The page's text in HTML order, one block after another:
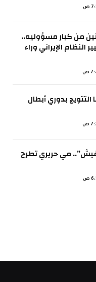
من كبار مسؤوليه..
الإيراني وراء
بدوري أبطال
مي حريري تطرح